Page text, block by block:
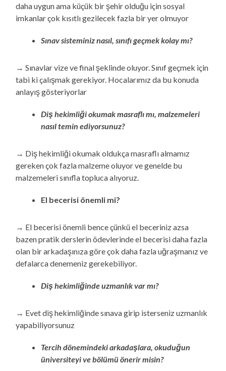
daha uygun ama küçük bir şehir olduğu için sosyal
imkanlar çok kısıtlı gezilecek fazla bir yer olmuyor
Sınav sisteminiz nasıl, sınıfı geçmek kolay mı?
→ Sınavlar vize ve final şeklinde oluyor. Sınıf geçmek için
tabi ki çalışmak gerekiyor. Hocalarımız da bu konuda
anlayış gösteriyorlar
Diş hekimliği okumak masraflı mı, malzemeleri
nasıl temin ediyorsunuz?
→ Diş hekimliği okumak oldukça masraflı almamız
gereken çok fazla malzeme oluyor ve genelde bu
malzemeleri sınıfla topluca alıyoruz.
El becerisi önemli mi?
→ El becerisi önemli bence çünkü el beceriniz azsa
bazen pratik derslerin ödevlerinde el becerisi daha fazla
olan bir arkadaşınıza göre çok daha fazla uğraşmanız ve
defalarca denemeniz gerekebiliyor.
Diş hekimliğinde uzmanlık var mı?
→ Evet diş hekimliğinde sınava girip isterseniz uzmanlık
yapabiliyorsunuz
Tercih dönemindeki arkadaşlara, okuduğun
üniversiteyi ve bölümü önerir misin?